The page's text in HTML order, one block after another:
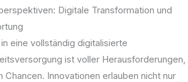
Digitale Transformation und
eine vollständig digitalisierte
ist voller Herausforderungen,
Chancen. Innovationen erlauben nicht nur